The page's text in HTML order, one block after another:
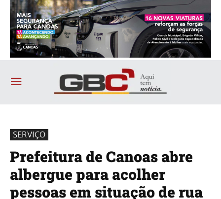
SERVIÇO
Prefeitura de Canoas abre
albergue para acolher
pessoas em situação de rua